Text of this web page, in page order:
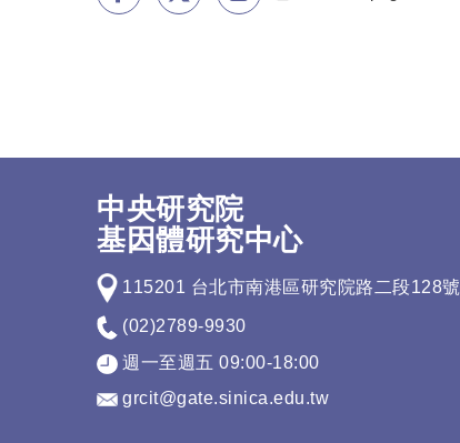
中央研究院
基因體研究中心
115201 台北市南港區研究院路二段128號
(02)2789-9930
週一至週五 09:00-18:00
grcit@gate.sinica.edu.tw